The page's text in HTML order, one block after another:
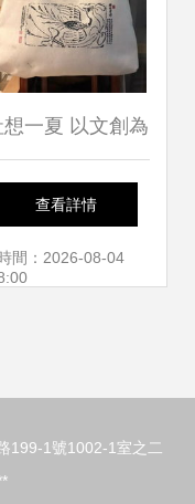
想一夏 以文創為
，文化經紀人服
賦能社團文化節
查看詳情
間：2026-08-04
199-1號1002-1室之二